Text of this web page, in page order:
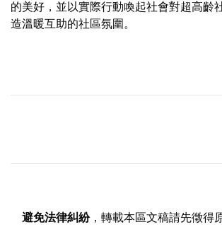
的美好，並以實際行動喚起社會對超高齡
造溫暖互助的社區氛圍。
避免法律糾紛，轉載本區文稿請先徵得